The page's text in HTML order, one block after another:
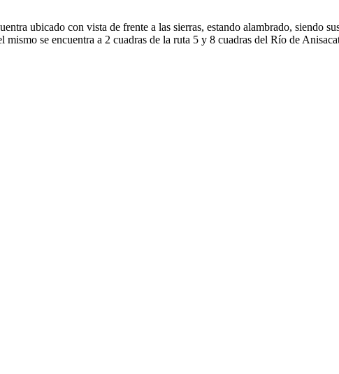
ubicado con vista de frente a las sierras, estando alambrado, siendo
se encuentra a 2 cuadras de la ruta 5 y 8 cuadras del Río de